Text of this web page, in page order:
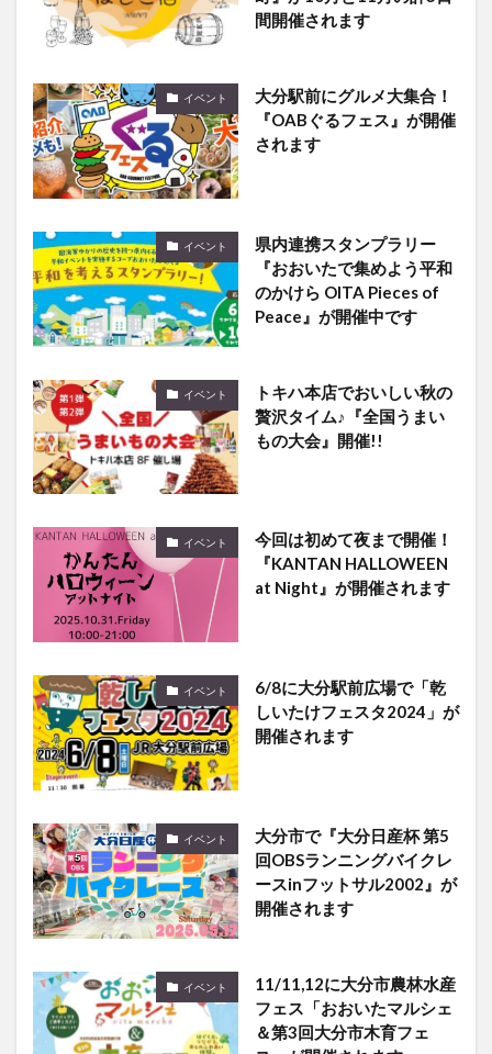
間開催されます
イベント
大分駅前にグルメ大集合！
『OABぐるフェス』が開催
されます
イベント
県内連携スタンプラリー
『おおいたで集めよう平和
のかけら OITA Pieces of
Peace』が開催中です
イベント
トキハ本店でおいしい秋の
贅沢タイム♪『全国うまい
もの大会』開催!!
イベント
今回は初めて夜まで開催！
『KANTAN HALLOWEEN
at Night』が開催されます
イベント
6/8に大分駅前広場で「乾
しいたけフェスタ2024」が
開催されます
イベント
大分市で『大分日産杯 第5
回OBSランニングバイクレ
ースinフットサル2002』が
開催されます
イベント
11/11,12に大分市農林水産
フェス「おおいたマルシェ
＆第3回大分市木育フェ
ス」が開催されます